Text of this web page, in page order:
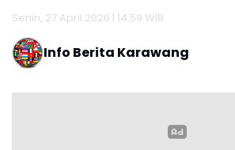
Senin, 27 April 2026 | 14:59 WIB
Info Berita Karawang